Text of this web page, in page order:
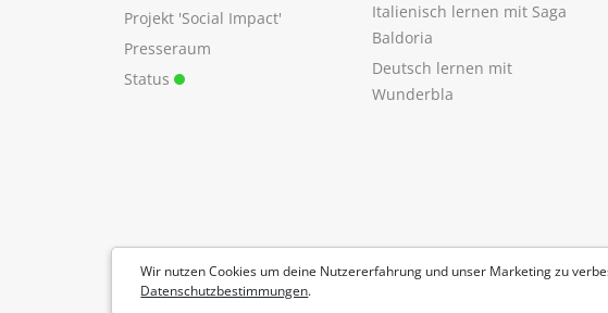
Wir nutzen Cookies um deine Nutzererfahrung und unser Marketing zu
Datenschutzbestimmungen.
Projekt 'Social Impact'
Presseraum
Status
Italienisch lernen mit Saga
Baldoria
Deutsch lernen mit
Wunderbla